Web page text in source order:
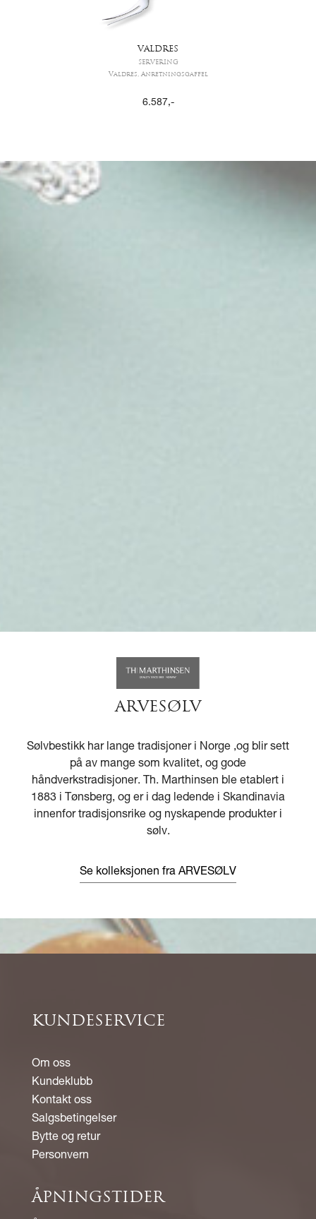
VALDRES
SERVERING
Valdres, Anretningsgaffel
6.587 ,-
ARVESØLV
Sølvbestikk har lange tradisjoner i Norge ,og blir sett
på av mange som kvalitet, og gode
håndverkstradisjoner. Th. Marthinsen ble etablert i
1883 i Tønsberg, og er i dag ledende i Skandinavia
innenfor tradisjonsrike og nyskapende produkter i
sølv.
Se kolleksjonen fra ARVESØLV
KUNDESERVICE
Om oss
Kundeklubb
Kontakt oss
Salgsbetingelser
Bytte og retur
Personvern
ÅPNINGSTIDER